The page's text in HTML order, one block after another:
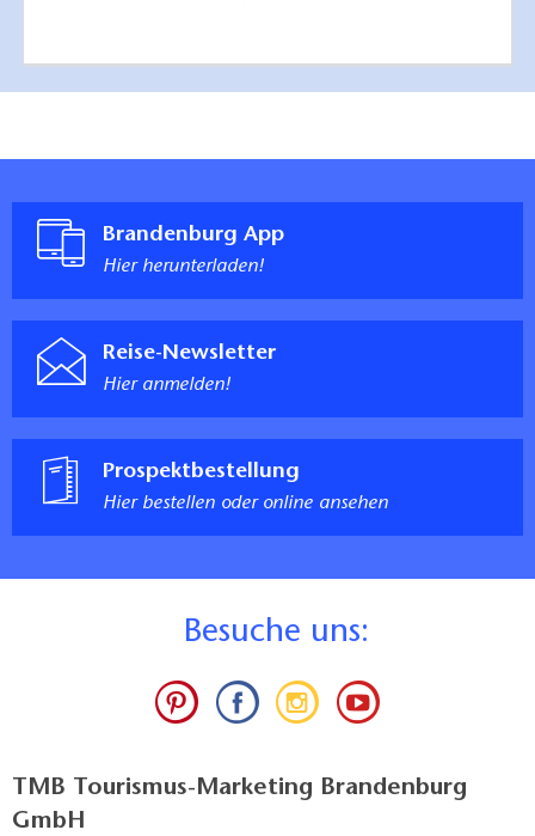
Brandenburg App
Hier herunterladen!
Reise-Newsletter
Hier anmelden!
Prospektbestellung
Hier bestellen oder online ansehen
Besuche uns:
TMB Tourismus-Marketing Brandenburg
GmbH